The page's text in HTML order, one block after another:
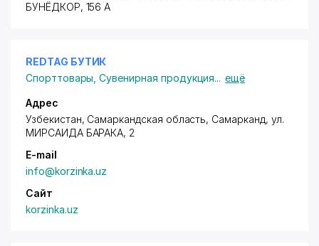
БУНЁДКОР, 156 А
REDTAG БУТИК
Спорттовары ,Сувенирная продукция... ещё
Адрес
Узбекистан, Самаркандская область, Самарканд, ул.
МИРСАИДА БАРАКА, 2
E-mail
info@korzinka.uz
Сайт
korzinka.uz